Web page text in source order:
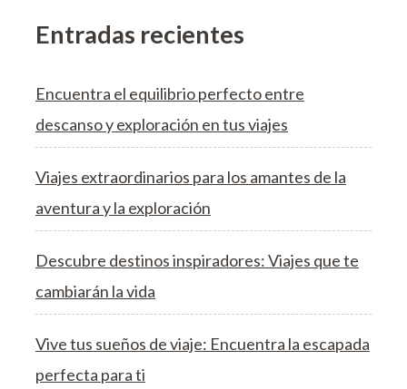
Entradas recientes
Encuentra el equilibrio perfecto entre
descanso y exploración en tus viajes
Viajes extraordinarios para los amantes de la
aventura y la exploración
Descubre destinos inspiradores: Viajes que te
cambiarán la vida
Vive tus sueños de viaje: Encuentra la escapada
perfecta para ti